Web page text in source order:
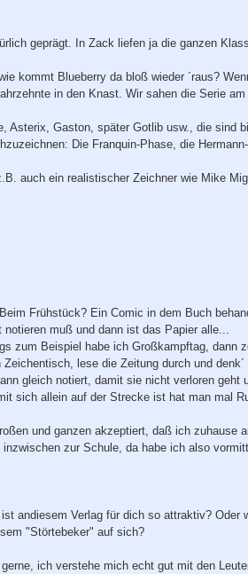
geprägt. In Zack liefen ja die ganzen
kommt Blueberry da bloß wieder ´raus?
in den Knast. Wir sahen die Serie
Asterix, Gaston, später Gotlib usw., die sind
Die Franquin-Phase, die
auch ein realistischer Zeichner wie Mike
Frühstück? Ein Comic in dem Buch
muß und dann ist das Papier alle...
zum Beispiel habe ich Großkampftag, dann
lese die Zeitung durch und
gleich notiert, damit sie nicht verloren geht
sich allein auf der Strecke ist hat man mal
und ganzen akzeptiert, daß ich zuhause
zur Schule, da habe ich also
andiesem Verlag für dich so attraktiv? Oder
"Störtebeker" auf sich?
ich verstehe mich echt gut mit den